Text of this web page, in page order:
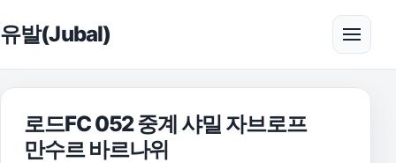
유발(Jubal) 메뉴
로드FC 052 중계 샤밀 자브로프
만수르 바르나위